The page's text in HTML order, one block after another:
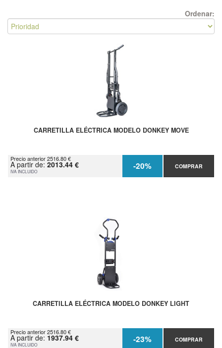
Ordenar:
CARRETILLA ELÉCTRICA MODELO DONKEY MOVE
Precio anterior 2516.80 €
A partir de: 2013.44 €
IVA INCLUIDO -20% COMPRAR
CARRETILLA ELÉCTRICA MODELO DONKEY LIGHT
Precio anterior 2516.80 €
A partir de: 1937.94 €
IVA INCLUIDO -23% COMPRAR